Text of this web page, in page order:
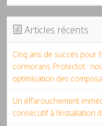
Articles récents
Cinq ans de succès pour
cormorans Protectot :
optimisation des
Un éffarouchement
consécutif à l’installation